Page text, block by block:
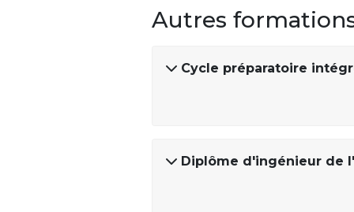
Autres
Cycle préparatoire
Diplôme d'ingénieur de